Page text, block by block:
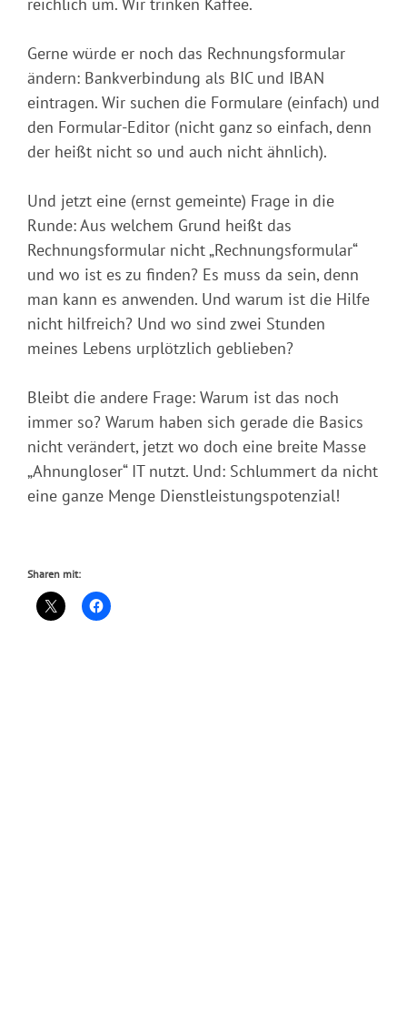
Gerne würde er noch das Rechnungsformular
ändern: Bankverbindung als BIC und IBAN
eintragen. Wir suchen die Formulare (einfach) und
den Formular-Editor (nicht ganz so einfach, denn
der heißt nicht so und auch nicht ähnlich).
Und jetzt eine (ernst gemeinte) Frage in die
Runde: Aus welchem Grund heißt das
Rechnungsformular nicht „Rechnungsformular“
und wo ist es zu finden? Es muss da sein, denn
man kann es anwenden. Und warum ist die Hilfe
nicht hilfreich? Und wo sind zwei Stunden
meines Lebens urplötzlich geblieben?
Bleibt die andere Frage: Warum ist das noch
immer so? Warum haben sich gerade die Basics
nicht verändert, jetzt wo doch eine breite Masse
„Ahnungloser“ IT nutzt. Und: Schlummert da nicht
eine ganze Menge Dienstleistungspotenzial!
Sharen mit: